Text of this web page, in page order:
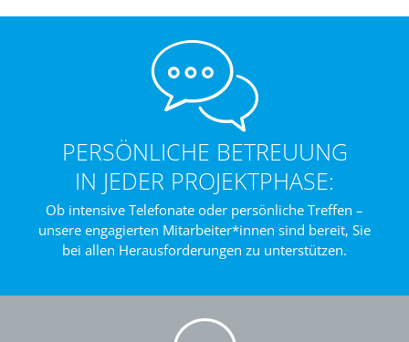
PERSÖNLICHE BETREUUNG
IN JEDER PROJEKTPHASE:
Ob intensive Telefonate oder persönliche Treffen –
unsere engagierten Mitarbeiter*innen sind bereit, Sie
bei allen Herausforderungen zu unterstützen.